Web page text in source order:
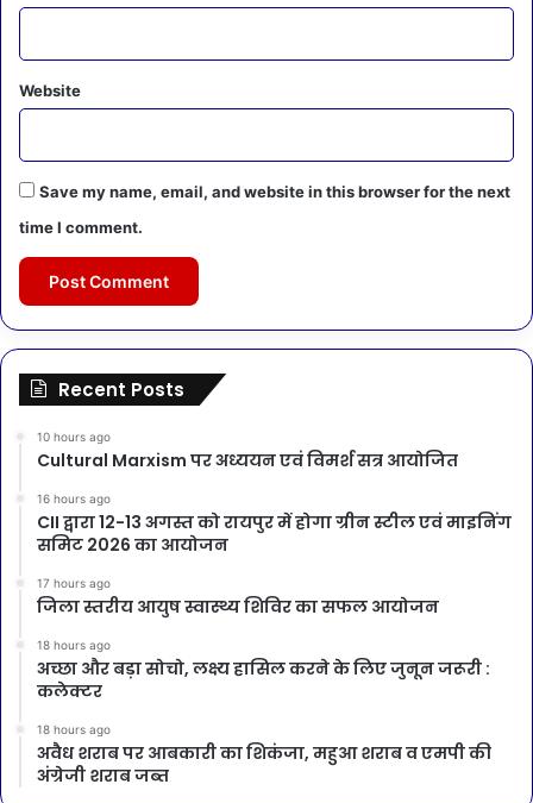
Website
Save my name, email, and website in this browser for the next
time I comment.
Recent Posts
10 hours ago
Cultural Marxism पर अध्ययन एवं विमर्श सत्र आयोजित
16 hours ago
CII द्वारा 12-13 अगस्त को रायपुर में होगा ग्रीन स्टील एवं माइनिंग
समिट 2026 का आयोजन
17 hours ago
जिला स्तरीय आयुष स्वास्थ्य शिविर का सफल आयोजन
18 hours ago
अच्छा और बड़ा सोचो, लक्ष्य हासिल करने के लिए जुनून जरूरी :
कलेक्टर
18 hours ago
अवैध शराब पर आबकारी का शिकंजा, महुआ शराब व एमपी की
अंग्रेजी शराब जब्त